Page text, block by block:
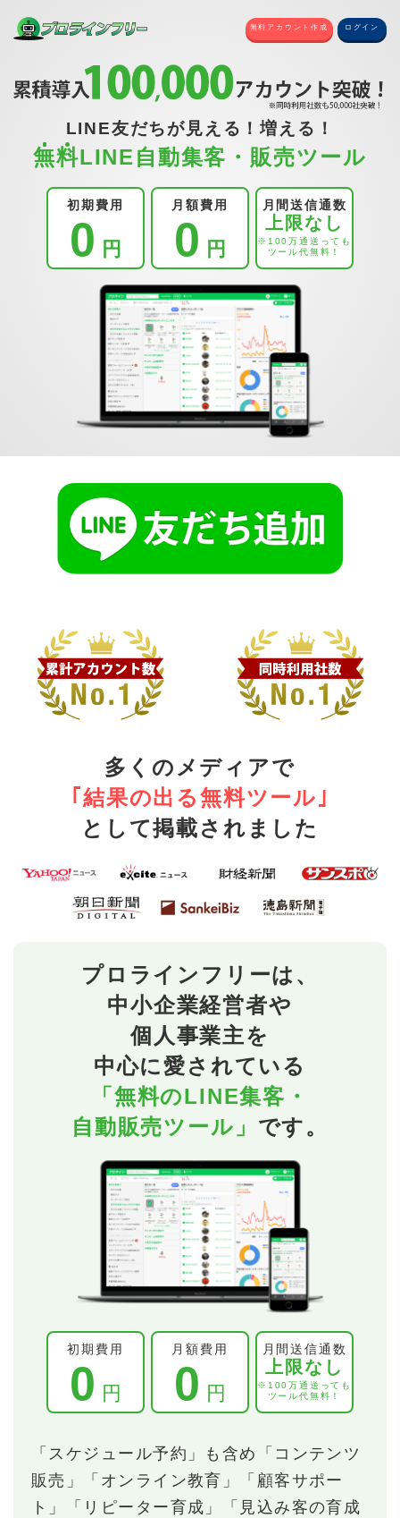
無料アカウント作成 ログイン
LINE友だちが見える！増える！
無料LINE自動集客・販売ツール
初期費用
0 円
月額費用
0 円
月間送信通数
上限なし
※100万通送っても
ツール代無料！
多くのメディアで
｢結果の出る無料ツール｣
として掲載されました
プロラインフリーは、
中小企業経営者や
個人事業主を
中心に愛されている
「無料のLINE集客・
自動販売ツール」 です。
初期費用
0 円
月額費用
0 円
月間送信通数
上限なし
※100万通送っても
ツール代無料！
「スケジュール予約」も含め「コンテンツ
販売」「オンライン教育」「顧客サポー
ト」「リピーター育成」「見込み客の育成